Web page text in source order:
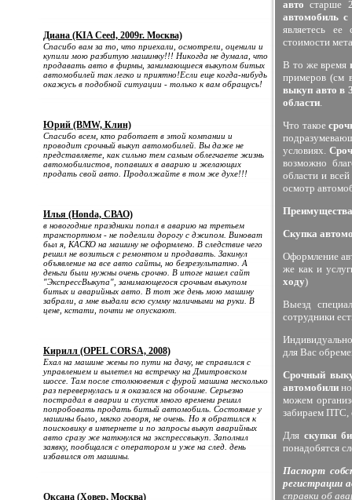
Диана (KIA Ceed, 2009г. Москва)
Спасибо вам за то, что приехали, осмотрели, оценили и
купили мою разбитую машинку!!! Никогда не думала, что
продавать авто в фирмы, занимающиеся выкупом битых
автомобилей так легко и приятно!Если еще когда-нибудь
окажусь в подобной ситуации - только к вам обращусь!
Юрий (BMW, Клин)
Спасибо всем, кто работает в этой компании и
проводит срочный выкуп автомобилей. Вы даже не
представляете, как сильно тем самым облегчаете жизнь
автомобилистов, попавших в аварию и желающих
продать свой авто. Продолжайте в том же духе!!!
Илья (Honda, СВАО)
в новогодние праздники попал в аварию на третьем
транспортном - не поделили дорогу с джипом. Виноват
был я, КАСКО на машину не оформлено. В следствие чего
решил не возиться с ремонтом и продавать. Закинул
объявление на все авто сайты, но безрезультатно. А
деньги были нужны очень срочно. В итоге нашел сайт
"ЭкспрессВыкупа", занимающегося срочным выкупом
битых и аварийных авто. В тот же день мою машину
забрали, а мне выдали всю сумму наличными на руки. В
цене, кстати, почти не опускают.
Кирилл (OPEL CORSA, 2008)
Ехал на машине жены по пути на дачу, не справился с
управлением и вылетел на встречку на Дмитровском
шоссе. Там после столкновения с фурой машина несколько
раз перевернулась и я оказался на обочине. Серьезно
пострадал в аварии и спустя много времени решил
попробовать продать битый автомобиль. Состояние у
машины было, мягко говоря, не очень. Но я обратился к
поисковику в интернете и по запросы выкуп аварийных
авто сразу же наткнулся на экспрессвыкуп. Заполнил
заявку, пообщался с оператором и уже на след. день
избавился от машины.
Оксана (Ховер, Москва)
авто старше
автомобиль с
являетесь ее
стоимости
В то же время
примеров (см
выкуп авто в
области.
Что такое
условиях.
возможно
области и
осмотр
Скупка
Оформление
же как и
ходу)
Выезд
сотрудники
для Вас
Срочный
автомобили
можем
забираем ПТС,
Дляскупки
понадобятся
Паспорт
регистрации
справки об